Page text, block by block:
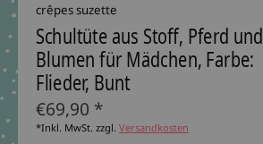
crêpes suzette
Schultüte aus Stoff, Pferd und
Blumen für Mädchen, Farbe:
Flieder, Bunt
€69,90 *
*Inkl. MwSt. zzgl. Versandkosten